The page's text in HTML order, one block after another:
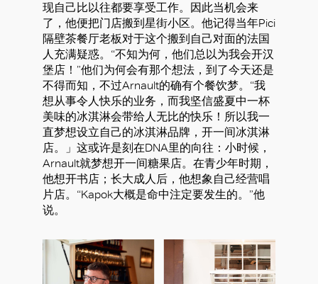
现自己比以往都要享受工作。因此当机会来
了，他便把门店搬到星街小区。他记得当年Pici
隔壁茶餐厅老板对于这个搬到自己对面的法国
人充满疑惑。“不知为何，他们总以为我会开汉
堡店！”他们为何会有那个想法，到了今天还是
不得而知，不过Arnault的确有个餐饮梦。“我
想从事令人快乐的业务，而我坚信盛夏中一杯
美味的冰淇淋会带给人无比的快乐！所以我一
直梦想设立自己的冰淇淋品牌，开一间冰淇淋
店。」这或许是刻在DNA里的向往：小时候，
Arnault就梦想开一间糖果店。在青少年时期，
他想开书店；长大成人后，他想象自己经营唱
片店。“Kapok大概是命中注定要发生的。”他
说。